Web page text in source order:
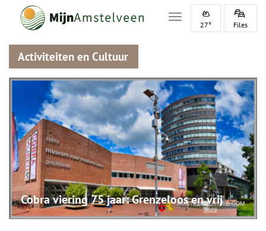
Toggle navigation
27° Files
Activiteiten en Cultuur
Cobra viering 75 jaar: Grenzeloos en vrij